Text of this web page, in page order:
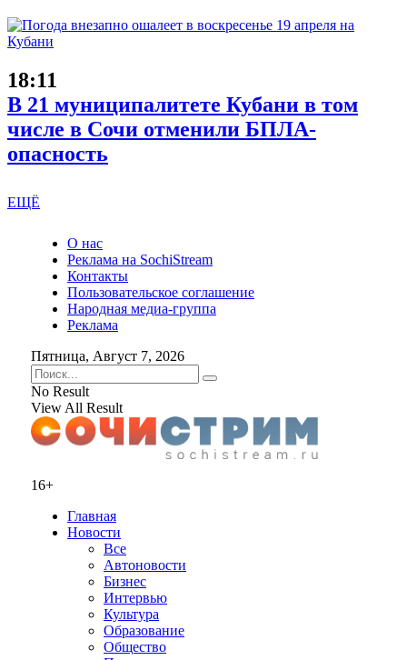
18:11
В 21 муниципалитете Кубани в том
числе в Сочи отменили БПЛА-
опасность
ЕЩЁ
О нас
Реклама на SochiStream
Контакты
Пользовательское соглашение
Народная медиа-группа
Реклама
Пятница, Август 7, 2026
No Result
View All Result
16+
Главная
Новости
Все
Автоновости
Бизнес
Интервью
Культура
Образование
Общество